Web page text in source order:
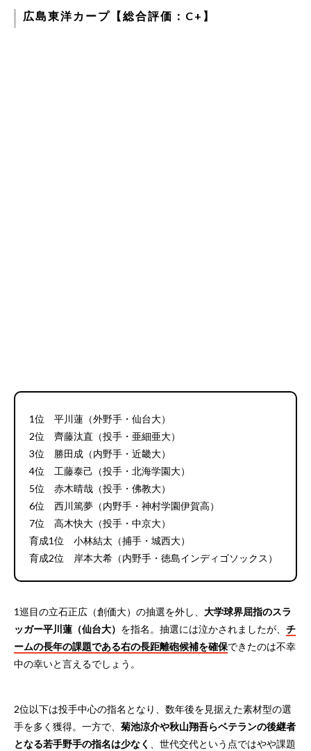
広島東洋カープ【総合評価：C+】
1位 平川蓮（外野手・仙台大）
2位 齊藤汰直（投手・亜細亜大）
3位 勝田成（内野手・近畿大）
4位 工藤泰己（投手・北海学園大）
5位 赤木晴哉（投手・佛教大）
6位 西川篤夢（内野手・神村学園伊賀高）
7位 高木快大（投手・中京大）
育成1位 小林結太（捕手・城西大）
育成2位 岸本大希（内野手・徳島インディゴソックス）
1巡目の立石正広（創価大）の抽選を外し、 大学球界屈指のスラ
ッガー平川蓮（仙台大） を指名。抽選には泣かされましたが、 チ
ームの長年の課題である右の長距離砲候補を確保できたのは不幸
中の幸いと言えるでしょう。
2位以下は投手中心の指名となり、数年後を見据えた素材型の選
手を多く獲得。一方で、 菊池涼介や秋山翔吾らベテランの後継者
となる若手野手の指名は少なく
、世代交代という点ではやや課題